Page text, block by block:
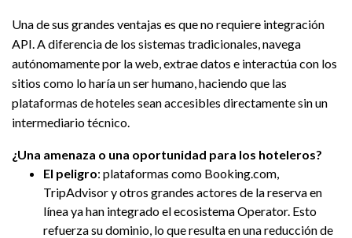
Una de sus grandes ventajas es que no requiere integración
API. A diferencia de los sistemas tradicionales, navega
autónomamente por la web, extrae datos e interactúa con los
sitios como lo haría un ser humano, haciendo que las
plataformas de hoteles sean accesibles directamente sin un
intermediario técnico.
¿Una amenaza o una oportunidad para los hoteleros?
El peligro: plataformas como Booking.com,
TripAdvisor y otros grandes actores de la reserva en
línea ya han integrado el ecosistema Operator. Esto
refuerza su dominio, lo que resulta en una reducción de